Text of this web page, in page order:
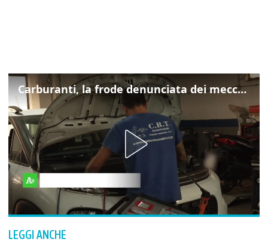
Carburanti, la frode denunciata dei meccanici: "Acqua in gasolio e benzina"
LEGGI ANCHE